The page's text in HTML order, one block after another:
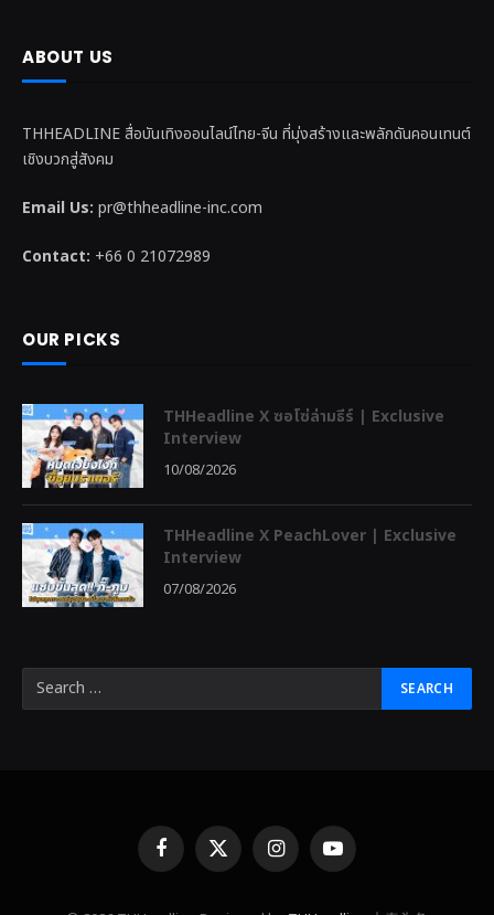
ABOUT US
THHEADLINE สื่อบันเทิงออนไลน์ไทย-จีน ที่มุ่งสร้างและพลักดันคอนเทนต์
เชิงบวกสู่สังคม
Email Us: pr@thheadline-inc.com
Contact: +66 0 21072989
OUR PICKS
THHeadline X ซอโซ่ล่ามธีร์ | Exclusive
Interview
10/08/2026
THHeadline X PeachLover | Exclusive
Interview
07/08/2026
FacebookX
(Twitter)
InstagramYouTube